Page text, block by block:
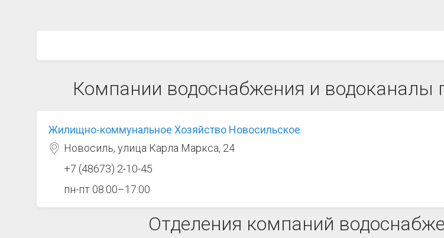
Компании водоснабжения и водоканалы
Жилищно-коммунальное Хозяйство Новосильское
Новосиль, улица Карла Маркса, 24
+7 (48673) 2-10-45
пн-пт 08:00–17:00
Отделения компаний